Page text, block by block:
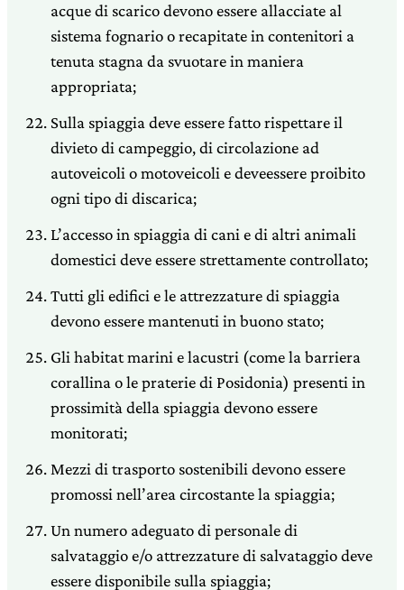
acque di scarico devono essere allacciate al
sistema fognario o recapitate in contenitori a
tenuta stagna da svuotare in maniera
appropriata;
Sulla spiaggia deve essere fatto rispettare il
divieto di campeggio, di circolazione ad
autoveicoli o motoveicoli e deveessere proibito
ogni tipo di discarica;
L’accesso in spiaggia di cani e di altri animali
domestici deve essere strettamente controllato;
Tutti gli edifici e le attrezzature di spiaggia
devono essere mantenuti in buono stato;
Gli habitat marini e lacustri (come la barriera
corallina o le praterie di Posidonia) presenti in
prossimità della spiaggia devono essere
monitorati;
Mezzi di trasporto sostenibili devono essere
promossi nell’area circostante la spiaggia;
Un numero adeguato di personale di
salvataggio e/o attrezzature di salvataggio deve
essere disponibile sulla spiaggia;